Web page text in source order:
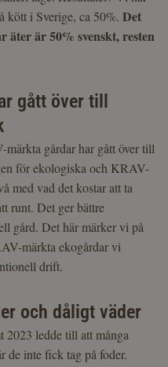
kött i Sverige, ca 50%. Det
äter är 50% svenskt, resten
gått över till
gårdar har gått över till
för ekologiska och KRAV-
med vad det kostar att ta
runt. Det ger bättre
gård. Det här märker vi på
märkta ekogårdar vi
drift.
och dåligt väder
2023 ledde till att många
de inte fick tag på foder.